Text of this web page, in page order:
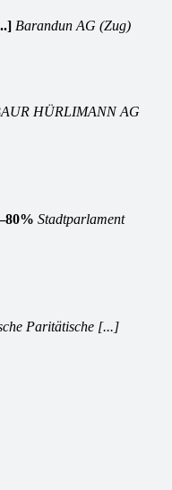
Barandun AG (Zug)
HÜRLIMANN AG
Stadtparlament
Paritätische [...]